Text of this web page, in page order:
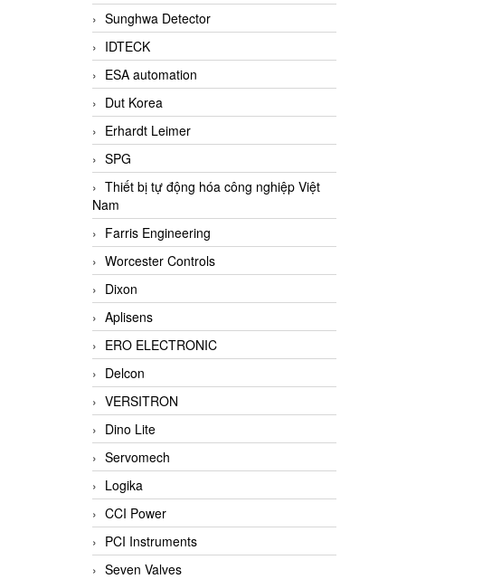
Sunghwa Detector
IDTECK
ESA automation
Dut Korea
Erhardt Leimer
SPG
Thiết bị tự động hóa công nghiệp Việt
Nam
Farris Engineering
Worcester Controls
Dixon
Aplisens
ERO ELECTRONIC
Delcon
VERSITRON
Dino Lite
Servomech
Logika
CCI Power
PCI Instruments
Seven Valves